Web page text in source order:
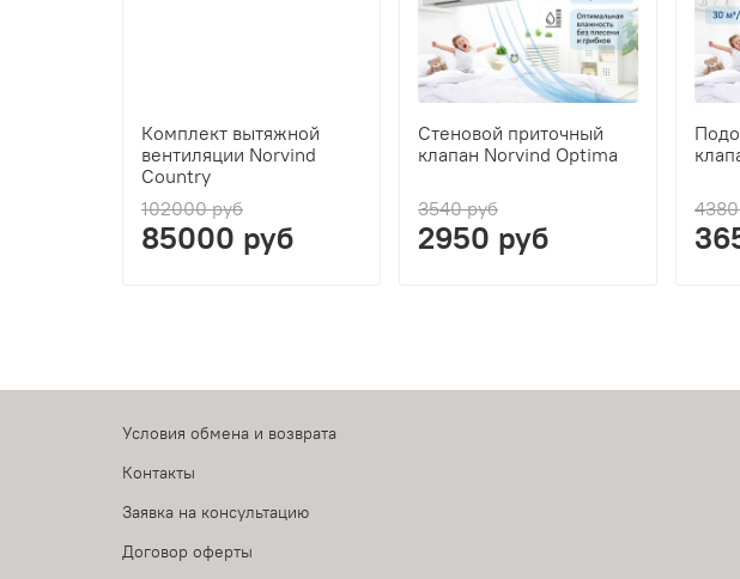
Комплект вытяжной
вентиляции Norvind
Country
102000 руб
85000 руб
Стеновой приточный
клапан Norvind Optima
3540 руб
2950 руб
Условия обмена и возврата
Контакты
Заявка на консультацию
Договор оферты